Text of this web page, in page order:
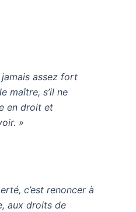
assez fort
maître, s’il ne
en droit et
»
c’est renoncer à
aux droits de